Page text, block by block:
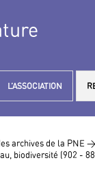
L’ASSOCIATION
archives de la PNE >
biodiversité (902 -